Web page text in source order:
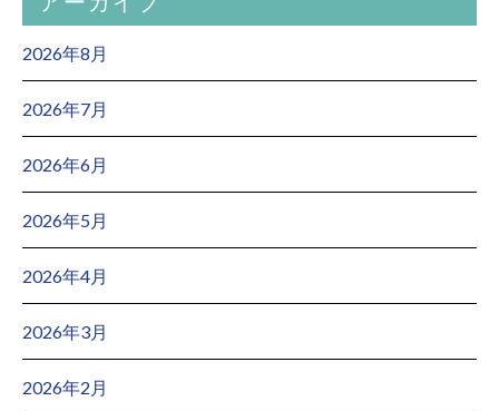
2026年8月
2026年7月
2026年6月
2026年5月
2026年4月
2026年3月
2026年2月